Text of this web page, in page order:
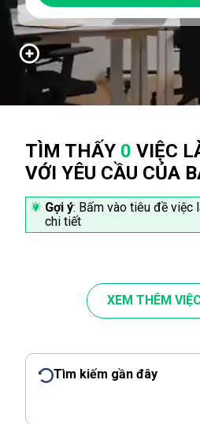
TÌM THẤY 0 VIỆC
VỚI YÊU CẦU CỦA
Gợi ý: Bấm vào tiêu đề việc
chi tiết
XEM THÊM
Tìm kiếm gần đây